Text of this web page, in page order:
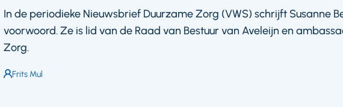
In de periodieke Nieuwsbrief Duurzame Zorg (VWS) schrijft Susanne
voorwoord. Ze is lid van de Raad van Bestuur van Aveleijn en
Zorg.
Auteur:
Frits Mul